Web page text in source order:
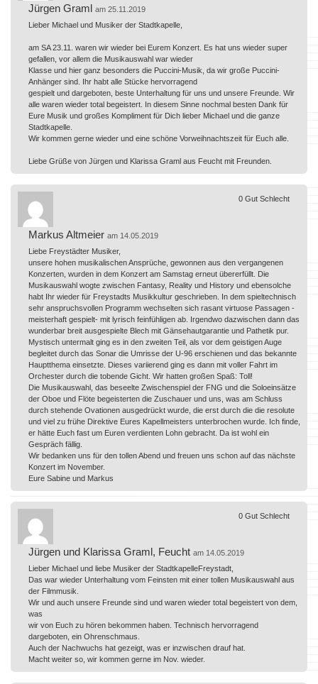
Jürgen Graml am 25.11.2019
Lieber Michael und Musiker der Stadtkapelle,
am SA 23.11. waren wir wieder bei Eurem Konzert. Es hat uns wieder super
gefallen, vor allem die Musikauswahl war wieder
Klasse und hier ganz besonders die Puccini-Musik, da wir große Puccini-
Anhänger sind. Ihr habt alle Stücke hervorragend
gespielt und dargeboten, beste Unterhaltung für uns und unsere Freunde. Wir
alle waren wieder total begeistert. In diesem Sinne nochmal besten Dank für
Eure Musik und großes Kompliment für Dich lieber Michael und die ganze
Stadtkapelle.
Wir kommen gerne wieder und eine schöne Vorweihnachtszeit für Euch alle.
Liebe Grüße von Jürgen und Klarissa Graml aus Feucht mit Freunden.
Markus Altmeier am 14.05.2019
Liebe Freystädter Musiker,
unsere hohen musikalischen Ansprüche, gewonnen aus den vergangenen
Konzerten, wurden in dem Konzert am Samstag erneut übererfüllt. Die
Musikauswahl wogte zwischen Fantasy, Reality und History und ebensolche
habt Ihr wieder für Freystadts Musikkultur geschrieben. In dem spieltechnisch
sehr anspruchsvollen Programm wechselten sich rasant virtuose Passagen -
meisterhaft gespielt- mit lyrisch feinfühligen ab. Irgendwo dazwischen dann das
wunderbar breit ausgespielte Blech mit Gänsehautgarantie und Pathetik pur.
Mystisch untermalt ging es in den zweiten Teil, als vor dem geistigen Auge
begleitet durch das Sonar die Umrisse der U-96 erschienen und das bekannte
Hauptthema einsetzte. Dieses variierend ging es dann mit voller Fahrt im
Orchester durch die tobende Gicht. Wir hatten großen Spaß: Toll!
Die Musikauswahl, das beseelte Zwischenspiel der FNG und die Soloeinsätze
der Oboe und Flöte begeisterten die Zuschauer und uns, was am Schluss
durch stehende Ovationen ausgedrückt wurde, die erst durch die die resolute
und viel zu frühe Direktive Eures Kapellmeisters unterbrochen wurde. Ich finde,
er hätte Euch fast um Euren verdienten Lohn gebracht. Da ist wohl ein
Gespräch fällig.
Wir bedanken uns für den tollen Abend und freuen uns schon auf das nächste
Konzert im November.
Eure Sabine und Markus
0 Gut Schlecht
Jürgen und Klarissa Graml, Feucht am 14.05.2019
Lieber Michael und liebe Musiker der StadtkapelleFreystadt,
Das war wieder Unterhaltung vom Feinsten mit einer tollen Musikauswahl aus
der Filmmusik.
Wir und auch unsere Freunde sind und waren wieder total begeistert von dem,
was
wir von Euch zu hören bekommen haben. Technisch hervorragend
dargeboten, ein Ohrenschmaus.
Auch der Nachwuchs hat gezeigt, was er inzwischen drauf hat.
Macht weiter so, wir kommen gerne im Nov. wieder.
0 Gut Schlecht